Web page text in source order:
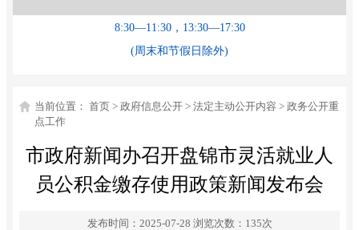
8:30—11:30，13:30—17:30
(周末和节假日除外)
当前位置：首页 > 政府信息公开 > 法定主动公开内容 > 政务公开重
点工作
市政府新闻办召开盘锦市灵活就业人
员公积金缴存使用政策新闻发布会
发布时间：2025-07-28 浏览次数： 135次